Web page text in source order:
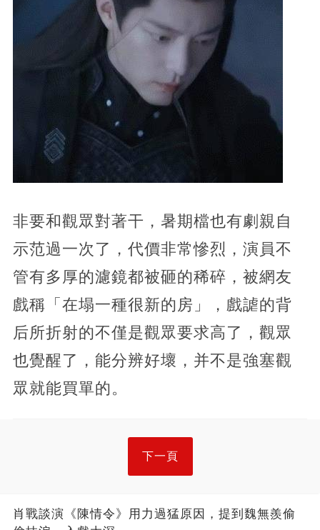
非要和觀眾對著干，暑期檔也有劇親自
示范過一次了，代價非常慘烈，演員不
管有多厚的濾鏡都被砸的稀碎，被網友
戲稱「在塌一種很新的房」，戲謔的背
后所折射的不僅是觀眾要求高了，觀眾
也覺醒了，能分辨好壞，并不是強塞觀
眾就能買單的。
下一頁
肖戰談演《陳情令》用力過猛原因，提到魏無羨偷